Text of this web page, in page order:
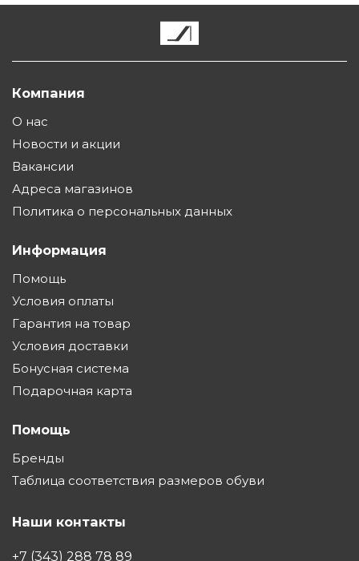
Компания
О нас
Новости и акции
Вакансии
Адреса магазинов
Политика о персональных данных
Информация
Помощь
Условия оплаты
Гарантия на товар
Условия доставки
Бонусная система
Подарочная карта
Помощь
Бренды
Таблица соответствия размеров обуви
Наши контакты
+7 (343) 288 78 89